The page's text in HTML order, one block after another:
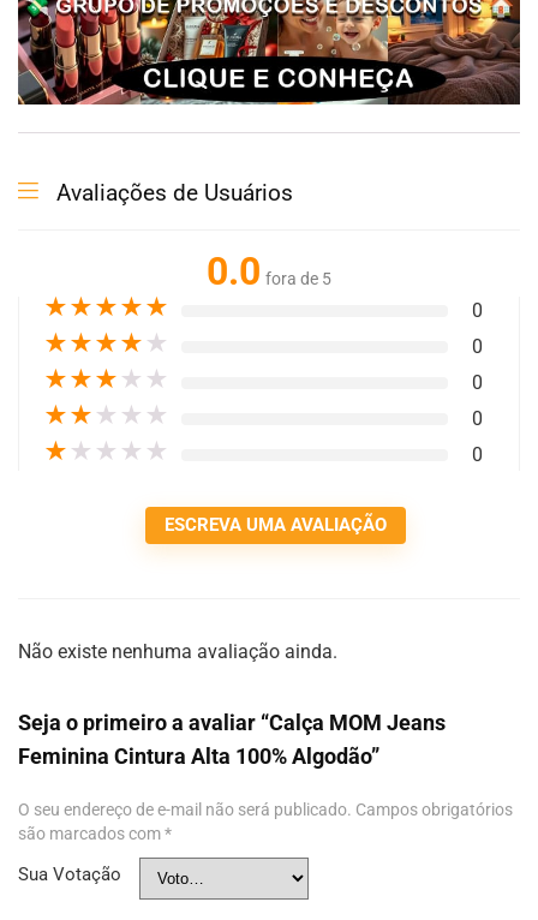
Avaliações de Usuários
0.0 fora de 5
★★★★★ 0
★★★★ ★ 0
★★★ ★ ★ 0
★★ ★ ★ ★ 0
★ ★ ★ ★ ★ 0
ESCREVA UMA AVALIAÇÃO
Não existe nenhuma avaliação ainda.
Seja o primeiro a avaliar “Calça MOM Jeans
Feminina Cintura Alta 100% Algodão”
O seu endereço de e-mail não será publicado. Campos obrigatórios
são marcados com*
Sua Votação